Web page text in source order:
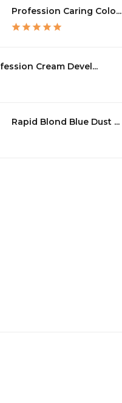
Profession Caring Colo...
Cream Devel...
Rapid Blond Blue Dust ...